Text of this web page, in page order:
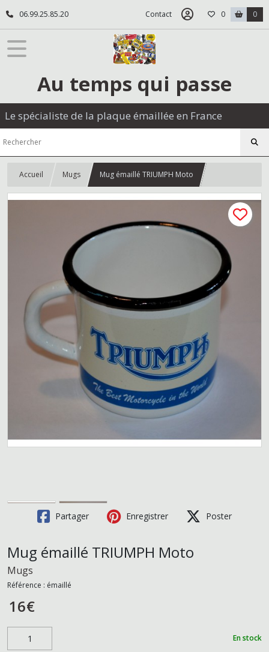
06.99.25.85.20 Contact 0 0
Au temps qui passe
Le spécialiste de la plaque émaillée en France
Accueil Mugs Mug émaillé TRIUMPH Moto
Partager Enregistrer Poster
Mug émaillé TRIUMPH Moto
Mugs
Référence : émaillé
16€
En stock